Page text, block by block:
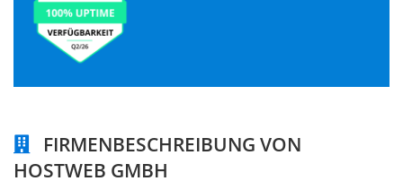
FIRMENBESCHREIBUNG VON
HOSTWEB GMBH